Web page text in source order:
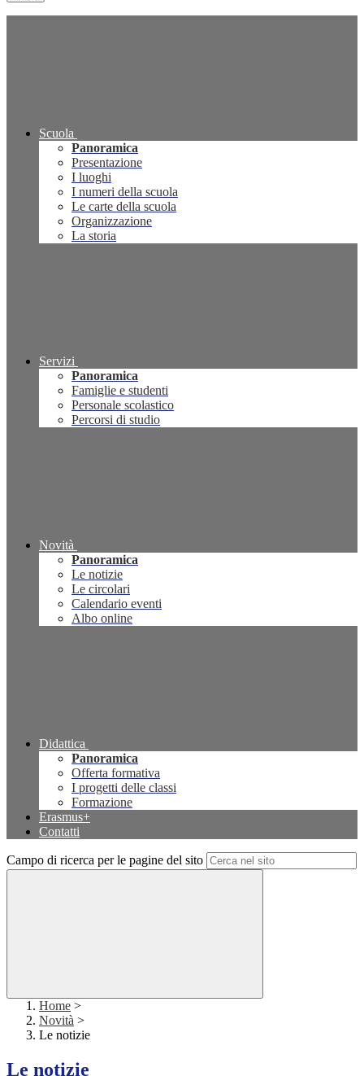
Scuola
Panoramica
Presentazione
I luoghi
I numeri della scuola
Le carte della scuola
Organizzazione
La storia
Servizi
Panoramica
Famiglie e studenti
Personale scolastico
Percorsi di studio
Novità
Panoramica
Le notizie
Le circolari
Calendario eventi
Albo online
Didattica
Panoramica
Offerta formativa
I progetti delle classi
Formazione
Erasmus+
Contatti
Campo di ricerca per le pagine del sito
Home >
Novità >
Le notizie
Le notizie